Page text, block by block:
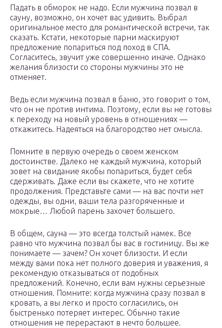
Падать в обморок не надо. Если мужчина позвал в
сауну, возможно, он хочет вас удивить. Выбрал
оригинальное место для романтической встречи, так
сказать. Кстати, некоторые парни маскируют
предложение попариться под поход в СПА.
Согласитесь, звучит уже совершенно иначе. Однако
желания близости со стороны мужчины это не
отменяет.
Ведь если мужчина позвал в баню, это говорит о том,
что он не против интима. Поэтому, если вы не готовы
к переходу на новый уровень в отношениях —
откажитесь. Надеяться на благородство нет смысла.
Помните в первую очередь о своем женском
достоинстве. Далеко не каждый мужчина, который
зовет на свидание якобы попариться, будет себя
сдерживать. Даже если вы скажете, что не хотите
продолжения. Представьте сами — на вас почти нет
одежды, вы одни, ваши тела разгоряченные и
мокрые… Любой парень захочет большего.
В общем, сауна — это всегда толстый намек. Все
равно что мужчина позвал бы вас в гостиницу. Вы же
понимаете — зачем? Он хочет близости. И если
между вами пока нет полного доверия и уважения, я
рекомендую отказываться от подобных
предложений. Конечно, если вам нужны серьезные
отношения. Помните: когда мужчина сразу позвал в
кровать, а вы легко и просто согласились, он
быстренько потеряет интерес. Обычно такие
отношения не перерастают в нечто большее.